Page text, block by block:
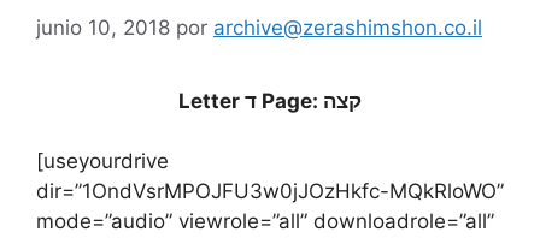
junio 10, 2018 por archive@zerashimshon.co.il
Letter ד Page: קצה
[useyourdrive
dir=”1OndVsrMPOJFU3w0jJOzHkfc-MQkRloWO”
mode=”audio” viewrole=”all” downloadrole=”all”